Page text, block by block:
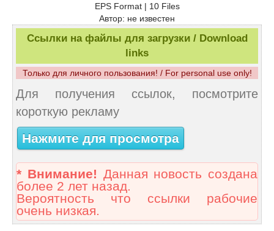
EPS Format | 10 Files
Автор: не известен
Ссылки на файлы для загрузки / Download
links
Только для личного пользования! / For personal use only!
Для получения ссылок, посмотрите
короткую рекламу
Нажмите для просмотра
* Внимание! Данная новость создана
более 2 лет назад.
Вероятность что ссылки рабочие
очень низкая.